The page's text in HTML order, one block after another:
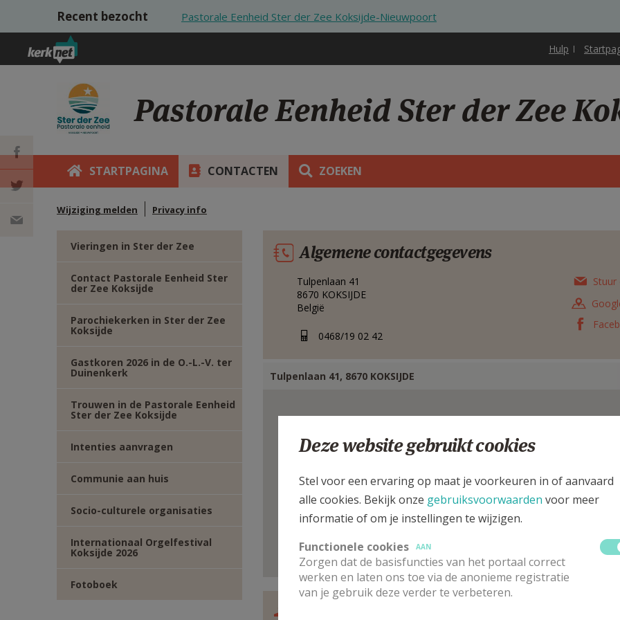
Overslaan en naar de inhoud gaan
Recent bezocht Pastorale Eenheid Ster der Zee Koksijde-Nieuwpoort
Hulp
Pastorale Eenheid Ster der Zee
STARTPAGINA CONTACTEN ZOEKEN
Wijziging melden Privacy info
DEEL OP
FACEBOOK
DEEL OP
Vieringen in Ster der Zee
Contact Pastorale Eenheid Ster
der Zee Koksijde
Parochiekerken in Ster der Zee
Koksijde
Gastkoren 2026 in de O.-L.-V. ter
Duinenkerk
Trouwen in de Pastorale Eenheid
Ster der Zee Koksijde
Intenties aanvragen
Communie aan huis
Socio-culturele organisaties
Internationaal Orgelfestival
Koksijde 2026
Fotoboek
Algemene contactgegevens
Tulpenlaan 41
8670 KOKSIJDE
België
0468/19 02 42
Tulpenlaan 41, 8670 KOKSIJDE
Deze website gebruikt cookies
Stel voor een ervaring op maat je voorkeuren in of aanvaard
alle cookies. Bekijk onze gebruiksvoorwaarden voor meer
informatie of om je instellingen te wijzigen.
Functionele cookies
AAN
Zorgen dat de basisfuncties van het portaal correct
werken en laten ons toe via de anonieme registratie
van je gebruik deze verder te verbeteren.